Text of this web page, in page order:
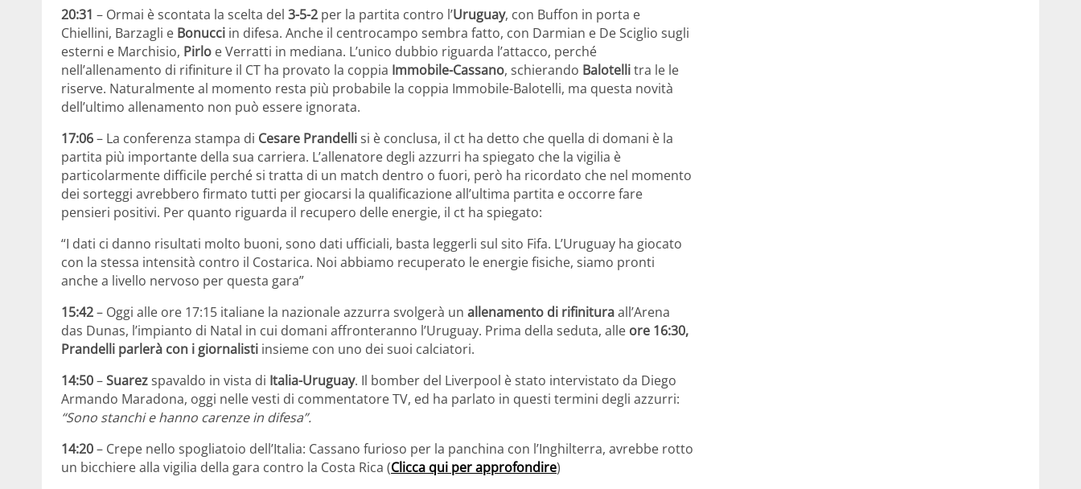
20:31 – Ormai è scontata la scelta del 3-5-2 per la partita contro l’Uruguay, con Buffon in porta e
Chiellini, Barzagli e Bonucci in difesa. Anche il centrocampo sembra fatto, con Darmian e De Sciglio sugli
esterni e Marchisio, Pirlo e Verratti in mediana. L’unico dubbio riguarda l’attacco, perché
nell’allenamento di rifiniture il CT ha provato la coppia Immobile-Cassano, schierando Balotellitra le le
riserve. Naturalmente al momento resta più probabile la coppia Immobile-Balotelli, ma questa novità
dell’ultimo allenamento non può essere ignorata.
17:06– La conferenza stampa di Cesare Prandellisi è conclusa, il ct ha detto che quella di domani è la
partita più importante della sua carriera. L’allenatore degli azzurri ha spiegato che la vigilia è
particolarmente difficile perché si tratta di un match dentro o fuori, però ha ricordato che nel momento
dei sorteggi avrebbero firmato tutti per giocarsi la qualificazione all’ultima partita e occorre fare
pensieri positivi. Per quanto riguarda il recupero delle energie, il ct ha spiegato:
“I dati ci danno risultati molto buoni, sono dati ufficiali, basta leggerli sul sito Fifa. L’Uruguay ha giocato
con la stessa intensità contro il Costarica. Noi abbiamo recuperato le energie fisiche, siamo pronti
anche a livello nervoso per questa gara”
15:42– Oggi alle ore 17:15 italiane la nazionale azzurra svolgerà un allenamento di rifinituraall’Arena
das Dunas, l’impianto di Natal in cui domani affronteranno l’Uruguay. Prima della seduta, alle ore 16:30,
Prandelli parlerà con i giornalisti insieme con uno dei suoi calciatori.
14:50–Suarezspavaldo in vista di Italia-Uruguay. Il bomber del Liverpool è stato intervistato da Diego
Armando Maradona, oggi nelle vesti di commentatore TV, ed ha parlato in questi termini degli azzurri:
“Sono stanchi e hanno carenze in difesa”.
14:20– Crepe nello spogliatoio dell’Italia: Cassano furioso per la panchina con l’Inghilterra, avrebbe rotto
un bicchiere alla vigilia della gara contro la Costa Rica (Clicca qui per approfondire)